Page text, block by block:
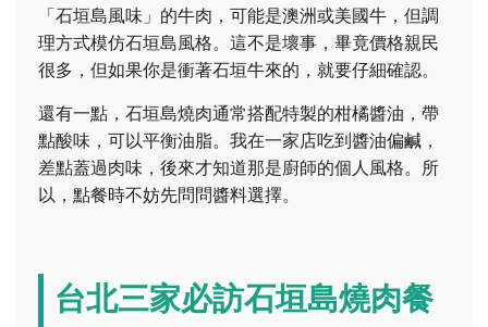
「石垣島風味」的牛肉，可能是澳洲或美國牛，但調
理方式模仿石垣島風格。這不是壞事，畢竟價格親民
很多，但如果你是衝著石垣牛來的，就要仔細確認。
還有一點，石垣島燒肉通常搭配特製的柑橘醬油，帶
點酸味，可以平衡油脂。我在一家店吃到醬油偏鹹，
差點蓋過肉味，後來才知道那是廚師的個人風格。所
以，點餐時不妨先問問醬料選擇。
台北三家必訪石垣島燒肉餐